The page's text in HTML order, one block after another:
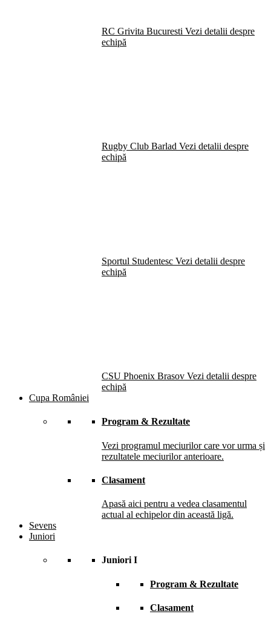
RC Grivita Bucuresti Vezi detalii despre
echipă
Rugby Club Barlad Vezi detalii despre
echipă
Sportul Studentesc Vezi detalii despre
echipă
CSU Phoenix Brasov Vezi detalii despre
echipă
Cupa României
Program & Rezultate
Vezi programul meciurilor care vor urma și
rezultatele meciurilor anterioare.
Clasament
Apasă aici pentru a vedea clasamentul
actual al echipelor din această ligă.
Sevens
Juniori
Juniori I
Program & Rezultate
Clasament